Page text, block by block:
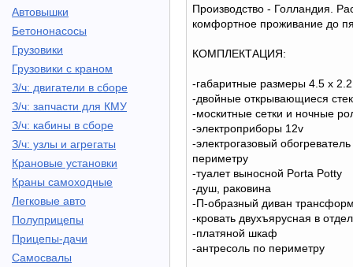
Автовышки
Бетононасосы
Грузовики
Грузовики с краном
З/ч: двигатели в сборе
З/ч: запчасти для КМУ
З/ч: кабины в сборе
З/ч: узлы и агрегаты
Крановые установки
Краны самоходные
Легковые авто
Полуприцепы
Прицепы-дачи
Самосвалы
Производство - Голландия.
комфортное проживание до
КОМПЛЕКТАЦИЯ:
-габаритные размеры 4.5 х
-двойные открывающиеся
-москитные сетки и ночные
-электроприборы 12v
-электрогазовый
периметру
-туалет выносной Porta Potty
-душ, раковина
-П-образный диван
-кровать двухъярусная в
-платяной шкаф
-антресоль по периметру